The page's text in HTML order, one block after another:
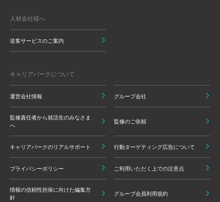
人材会社様へ
送客サービスのご案内
キャリアパークについて
運営会社情報 グループ会社
監修責任者から就活生のみなさま
へ
監修のご依頼
キャリアパークのリアルサポート 行動ターゲティング広告について
プライバシーポリシー ご利用いただく上での注意点
情報の信頼性担保に向けた編集方
針
グループ会員利用規約